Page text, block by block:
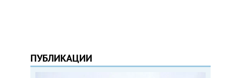
ПУБЛИКАЦИИ